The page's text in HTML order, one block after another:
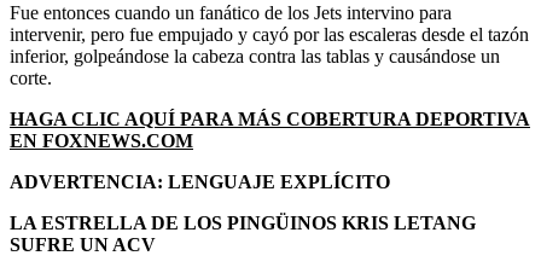
Fue entonces cuando un fanático de los Jets intervino para
intervenir, pero fue empujado y cayó por las escaleras desde el tazón
inferior, golpeándose la cabeza contra las tablas y causándose un
corte.
HAGA CLIC AQUÍ PARA MÁS COBERTURA DEPORTIVA
EN FOXNEWS.COM
ADVERTENCIA: LENGUAJE EXPLÍCITO
LA ESTRELLA DE LOS PINGÜINOS KRIS LETANG
SUFRE UN ACV